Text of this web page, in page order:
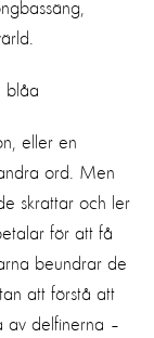
eller en
ord. Men
skrattar och ler
för att få
beundrar de
att förstå att
av delfinerna –